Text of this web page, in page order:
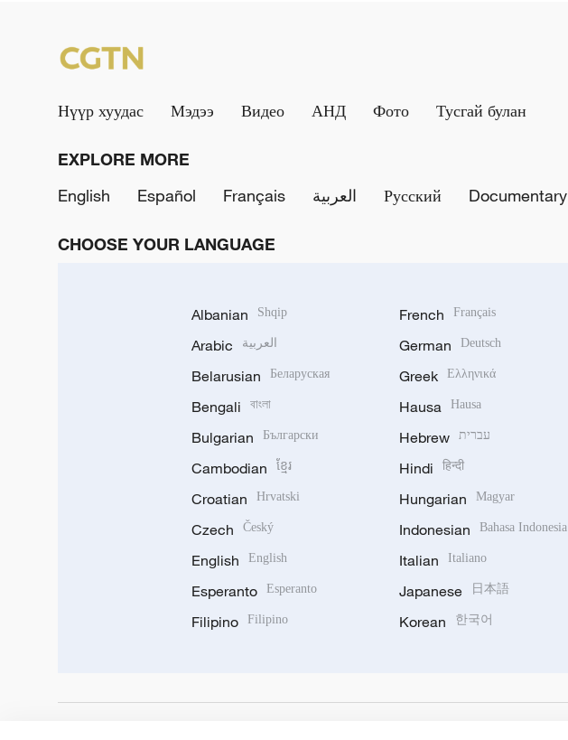
Нүүр хуудас Мэдээ Видео АНД Фото Тусгай булан
EXPLORE MORE
English
Español Français العربية Русский Documentary
CHOOSE YOUR LANGUAGE
Albanian Shqip
Arabic العربية
Belarusian Беларуская
Bengali বাংলা
Bulgarian Български
Cambodian ខ្មែរ
Croatian Hrvatski
Czech Český
English English
Esperanto Esperanto
Filipino Filipino
French Français
German Deutsch
Greek Ελληνικά
Hausa Hausa
Hebrew עברית
Hindi हिन्दी
Hungarian Magyar
Indonesian Bahasa Indonesia
Italian Italiano
Japanese 日本語
Korean 한국어